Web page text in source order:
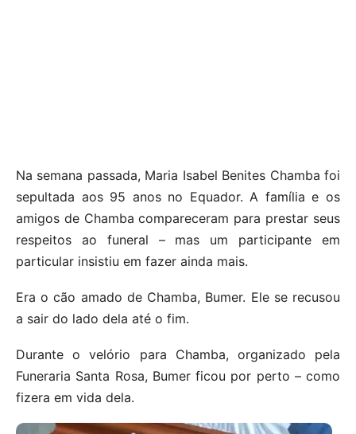
Na semana passada, Maria Isabel Benites Chamba foi
sepultada aos 95 anos no Equador. A família e os
amigos de Chamba compareceram para prestar seus
respeitos ao funeral – mas um participante em
particular insistiu em fazer ainda mais.
Era o cão amado de Chamba, Bumer. Ele se recusou
a sair do lado dela até o fim.
Durante o velório para Chamba, organizado pela
Funeraria Santa Rosa, Bumer ficou por perto – como
fizera em vida dela.